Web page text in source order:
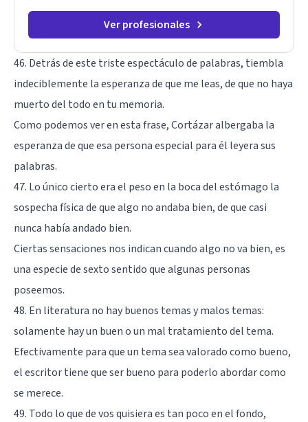
Ver profesionales
46. Detrás de este triste espectáculo de palabras, tiembla
indeciblemente la esperanza de que me leas, de que no haya
muerto del todo en tu memoria.
Como podemos ver en esta frase, Cortázar albergaba la
esperanza de que esa persona especial para él leyera sus
palabras.
47. Lo único cierto era el peso en la boca del estómago la
sospecha física de que algo no andaba bien, de que casi
nunca había andado bien.
Ciertas sensaciones nos indican cuando algo no va bien, es
una especie de sexto sentido que algunas personas
poseemos.
48. En literatura no hay buenos temas y malos temas:
solamente hay un buen o un mal tratamiento del tema.
Efectivamente para que un tema sea valorado como bueno,
el escritor tiene que ser bueno para poderlo abordar como
se merece.
49. Todo lo que de vos quisiera es tan poco en el fondo,